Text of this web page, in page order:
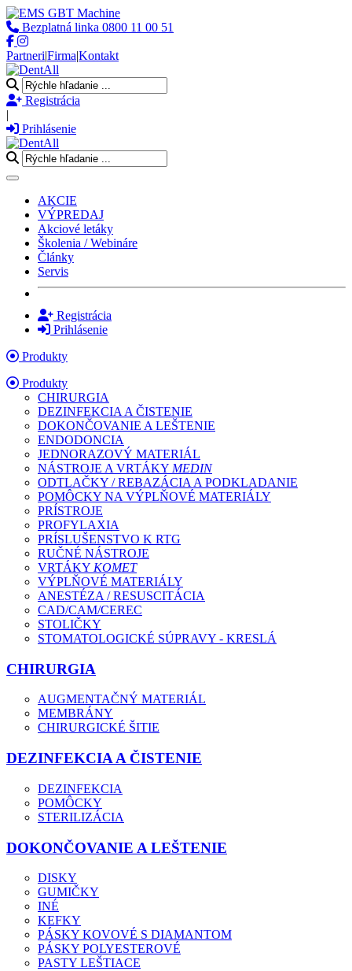
Bezplatná linka 0800 11 00 51
Partneri|Firma|Kontakt
Registrácia
|
Prihlásenie
Toggle navigation
AKCIE
VÝPREDAJ
Akciové letáky
Školenia / Webináre
Články
Servis
Registrácia
Prihlásenie
Produkty
Produkty
CHIRURGIA
DEZINFEKCIA A ČISTENIE
DOKONČOVANIE A LEŠTENIE
ENDODONCIA
JEDNORAZOVÝ MATERIÁL
NÁSTROJE A VRTÁKY MEDIN
ODTLAČKY / REBAZÁCIA A PODKLADANIE
POMÔCKY NA VÝPLŇOVÉ MATERIÁLY
PRÍSTROJE
PROFYLAXIA
PRÍSLUŠENSTVO K RTG
RUČNÉ NÁSTROJE
VRTÁKY KOMET
VÝPLŇOVÉ MATERIÁLY
ANESTÉZA / RESUSCITÁCIA
CAD/CAM/CEREC
STOLIČKY
STOMATOLOGICKÉ SÚPRAVY - KRESLÁ
CHIRURGIA
AUGMENTAČNÝ MATERIÁL
MEMBRÁNY
CHIRURGICKÉ ŠITIE
DEZINFEKCIA A ČISTENIE
DEZINFEKCIA
POMÔCKY
STERILIZÁCIA
DOKONČOVANIE A LEŠTENIE
DISKY
GUMIČKY
INÉ
KEFKY
PÁSKY KOVOVÉ S DIAMANTOM
PÁSKY POLYESTEROVÉ
PASTY LEŠTIACE